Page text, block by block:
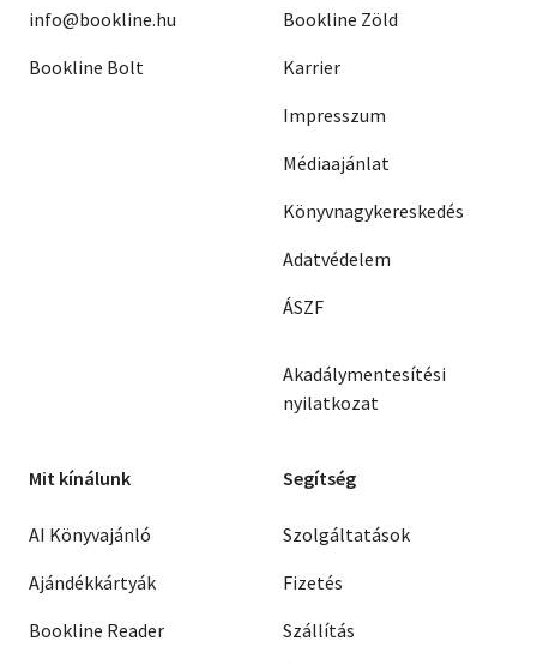
info@bookline.hu
Bookline Bolt
Bookline Zöld
Karrier
Impresszum
Médiaajánlat
Könyvnagykereskedés
Adatvédelem
ÁSZF
Akadálymentesítési
nyilatkozat
Mit kínálunk
AI Könyvajánló
Ajándékkártyák
Bookline Reader
Segítség
Szolgáltatások
Fizetés
Szállítás